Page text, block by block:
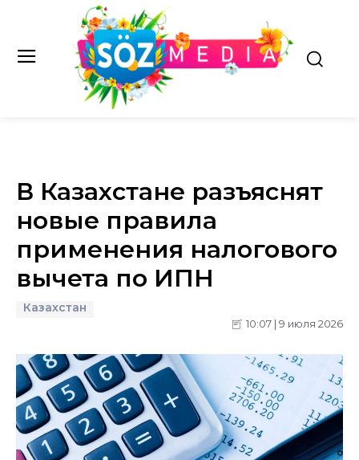
В Казахстане разъяснят
новые правила
применения налогового
вычета по ИПН
Казахстан
10:07 | 9 июля 2026